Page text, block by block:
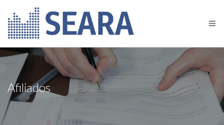
INICIO
QUIÉNES SOMOS
AFILIADOS
Afiliados